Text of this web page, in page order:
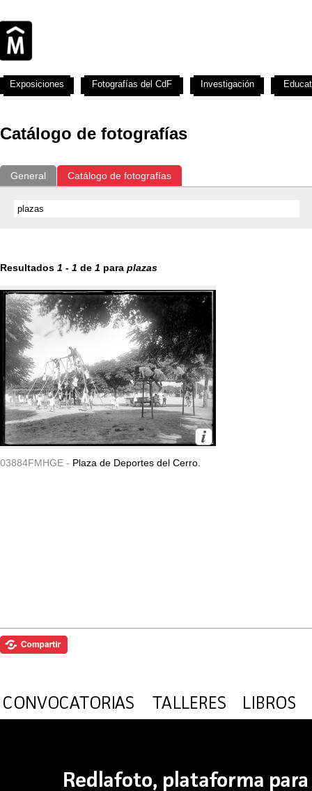
Catálogo de fotografías
General Catálogo de fotografías
Resultados 1 - 1 de 1 para plazas
03884FMHGE - Plaza de Deportes del Cerro.
Exposiciones Fotografías del CdF Investigación